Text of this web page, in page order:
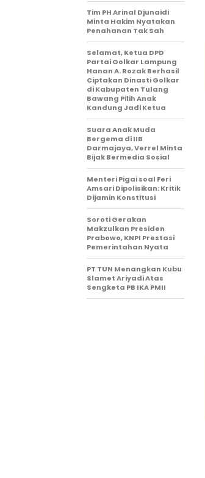
Tim PH Arinal Djunaidi
Minta Hakim Nyatakan
Penahanan Tak Sah
Selamat, Ketua DPD
Partai Golkar Lampung
Hanan A. Rozak Berhasil
Ciptakan Dinasti Golkar
di Kabupaten Tulang
Bawang Pilih Anak
Kandung Jadi Ketua
Suara Anak Muda
Bergema di IIB
Darmajaya, Verrel Minta
Bijak Bermedia Sosial
Menteri Pigai soal Feri
Amsari Dipolisikan: Kritik
Dijamin Konstitusi
Soroti Gerakan
Makzulkan Presiden
Prabowo, KNPI Prestasi
Pemerintahan Nyata
PT TUN Menangkan Kubu
Slamet Ariyadi Atas
Sengketa PB IKA PMII